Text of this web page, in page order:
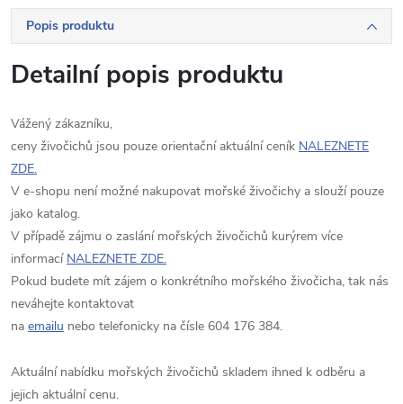
Popis produktu
Detailní popis produktu
Vážený zákazníku,
ceny živočichů jsou pouze orientační aktuální ceník NALEZNETE
ZDE.
V e-shopu není možné nakupovat mořské živočichy a slouží pouze
jako katalog.
V případě zájmu o zaslání mořských živočichů kurýrem více
informací NALEZNETE ZDE.
Pokud budete mít zájem o konkrétního mořského živočicha, tak nás
neváhejte kontaktovat
na emailu nebo telefonicky na čísle 604 176 384.
Aktuální nabídku mořských živočichů skladem ihned k odběru a
jejich aktuální cenu.